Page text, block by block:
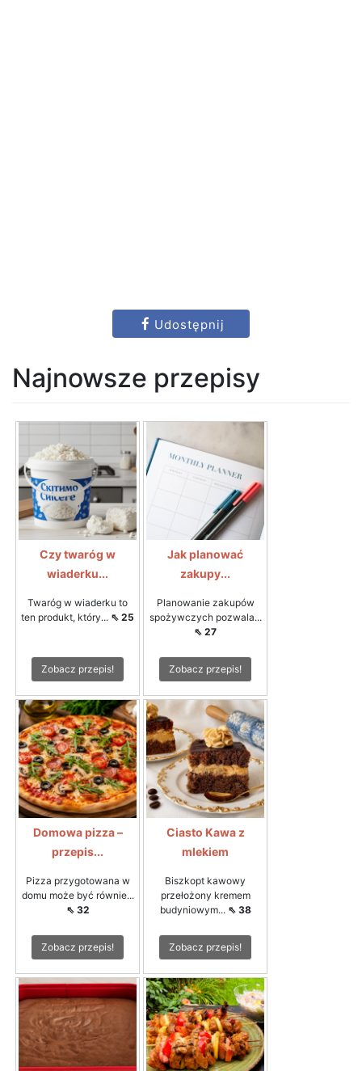
Udostępnij
Najnowsze przepisy
Czy twaróg w
wiaderku...
Twaróg w wiaderku to
ten produkt, który... ⇖ 25
Zobacz przepis!
Jak planować
zakupy...
Planowanie zakupów
spożywczych pozwala...
⇖ 27
Zobacz przepis!
Domowa pizza –
przepis...
Pizza przygotowana w
domu może być równie...
⇖ 32
Zobacz przepis!
Ciasto Kawa z
mlekiem
Biszkopt kawowy
przełożony kremem
budyniowym... ⇖ 38
Zobacz przepis!